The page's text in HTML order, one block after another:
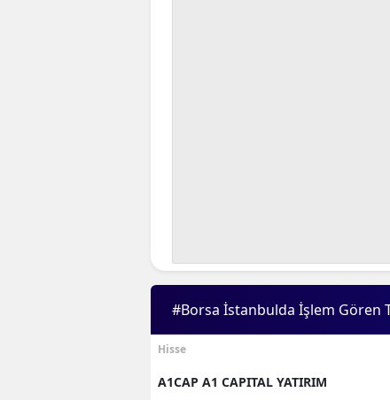
#Borsa İstanbulda İşlem Gören
Hisse
A1CAP A1 CAPITAL YATIRIM